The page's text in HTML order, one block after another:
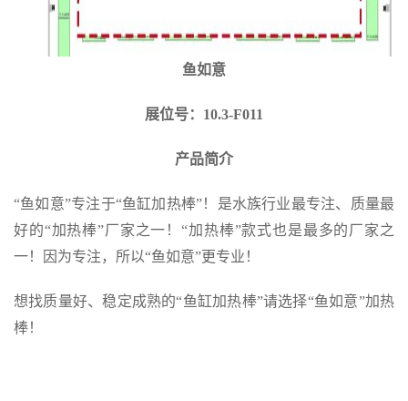
鱼如意
展位号：10.3-F011
产品简介
“鱼如意”专注于“鱼缸加热棒”！是水族行业最专注、质量最
好的“加热棒”厂家之一！“加热棒”款式也是最多的厂家之
一！因为专注，所以“鱼如意”更专业！
想找质量好、稳定成熟的“鱼缸加热棒”请选择“鱼如意”加热
棒！